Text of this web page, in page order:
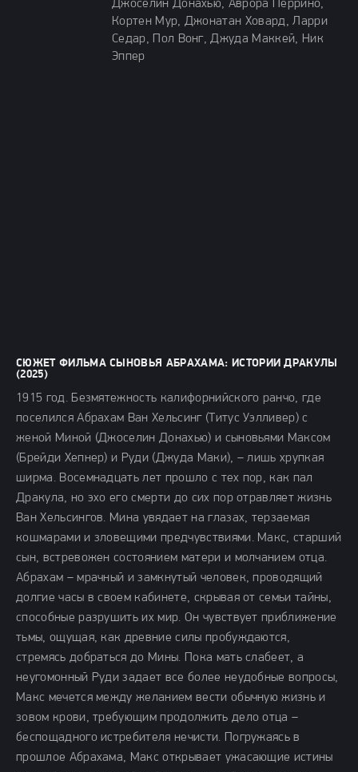
Джоселин Донахью, Аврора Перрино,
Кортен Мур, Джонатан Ховард, Ларри
Седар, Пол Вонг, Джуда Маккей, Ник
Эппер
СЮЖЕТ ФИЛЬМА СЫНОВЬЯ АБРАХАМА: ИСТОРИИ ДРАКУЛЫ
(2025)
1915 год. Безмятежность калифорнийского ранчо, где
поселился Абрахам Ван Хельсинг (Титус Уэлливер) с
женой Миной (Джоселин Донахью) и сыновьями Максом
(Брейди Хепнер) и Руди (Джуда Маки), – лишь хрупкая
ширма. Восемнадцать лет прошло с тех пор, как пал
Дракула, но эхо его смерти до сих пор отравляет жизнь
Ван Хельсингов. Мина увядает на глазах, терзаемая
кошмарами и зловещими предчувствиями. Макс, старший
сын, встревожен состоянием матери и молчанием отца.
Абрахам – мрачный и замкнутый человек, проводящий
долгие часы в своем кабинете, скрывая от семьи тайны,
способные разрушить их мир. Он чувствует приближение
тьмы, ощущая, как древние силы пробуждаются,
стремясь добраться до Мины. Пока мать слабеет, а
неугомонный Руди задает все более неудобные вопросы,
Макс мечется между желанием вести обычную жизнь и
зовом крови, требующим продолжить дело отца –
беспощадного истребителя нечисти. Погружаясь в
прошлое Абрахама, Макс открывает ужасающие истины